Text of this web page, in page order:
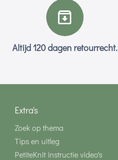
Altijd 120 dagen retourrecht.
Extra's
Zoek op thema
Tips en uitleg
PetiteKnit instructie video's